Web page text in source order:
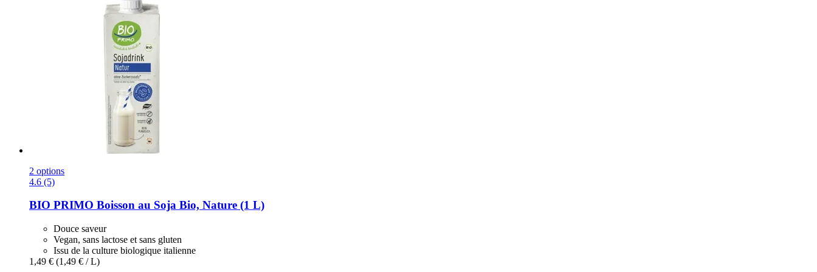
2 options
4.6 (5)
BIO PRIMO Boisson au Soja Bio, Nature (1 L)
Douce saveur
Vegan, sans lactose et sans gluten
Issu de la culture biologique italienne
1,49 € (1,49 € / L)